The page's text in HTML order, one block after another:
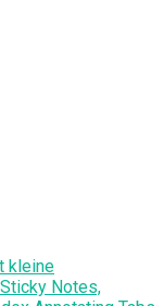
kleine
Notes,